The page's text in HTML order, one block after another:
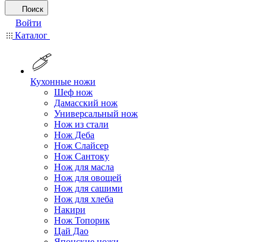
Поиск
Войти
Каталог
Кухонные ножи
Шеф нож
Дамасский нож
Универсальный нож
Нож из стали
Нож Деба
Нож Слайсер
Нож Сантоку
Нож для масла
Нож для овощей
Нож для сашими
Нож для хлеба
Накири
Нож Топорик
Цай Дао